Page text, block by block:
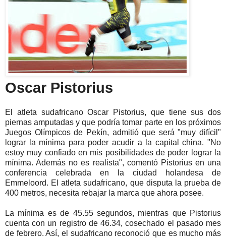
Oscar Pistorius
El atleta sudafricano Oscar Pistorius, que tiene sus dos
piernas amputadas y que podría tomar parte en los próximos
Juegos Olímpicos de Pekín, admitió que será "muy difícil"
lograr la mínima para poder acudir a la capital china. "No
estoy muy confiado en mis posibilidades de poder lograr la
mínima. Además no es realista", comentó Pistorius en una
conferencia celebrada en la ciudad holandesa de
Emmeloord. El atleta sudafricano, que disputa la prueba de
400 metros, necesita rebajar la marca que ahora posee.
La mínima es de 45.55 segundos, mientras que Pistorius
cuenta con un registro de 46.34, cosechado el pasado mes
de febrero. Así, el sudafricano reconoció que es mucho más